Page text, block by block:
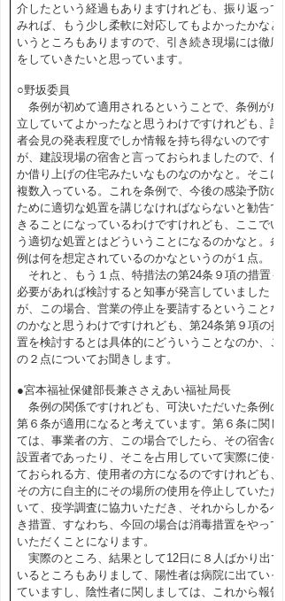
介したという経過もありますけれども、振り返って
みれば、もう少し柔軟に対応してもよかったかなと
いうところもありますので、引き続き現場には徹底
をしていきたいと思っています。
○野坂委員
条例が初めて適用されるということで、条例が成
立していてよかったなと思うわけですけれども、記
者会見の発表程度でしか情報を持ち得ないのです
が、建設現場の宿舎と言っておられましたので、何
か借り上げの住宅みたいなものなのかなと。そこに
複数入っている。これを条例で、今後の感染予防の
ために適切な処置を講じなければならないと勧告で
きることになっているわけですけれども、ここでい
う適切な処置とはどういうことになるのかなと。条
例は何を想定されているのかなというのが１点。
それと、もう１点、特措法の第24条９項の措置も
必要があれば検討すると知事が発言していました
が、この場合、営業の停止を要請するということな
のかなと思うわけですけれども、第24条第９項の措
置を検討するとは具体的にどういうことなのか、こ
の２点についてお聞きします。
●宮本福祉保健部長兼ささえあい福祉局長
条例の関係ですけれども、可決いただいた条例の
第６条が適用になると考えています。第６条に関し
ては、事業者の方、この場合でしたら、その宿舎の
設置者であったり、そこを占用していて実際に使っ
ておられる方、使用者の方になるのですけれども、
その方に自主的にその場所の使用を停止していただ
いて、疫学調査に協力いただき、それからしかるべ
き措置、すなわち、今回の場合は消毒措置をやって
いただくことになります。
実際のところ、結果として12日に８人ばかり出て
いるところもありまして、陽性者は病院に出ていっ
ていますし、陰性者に関しましては、これから報告